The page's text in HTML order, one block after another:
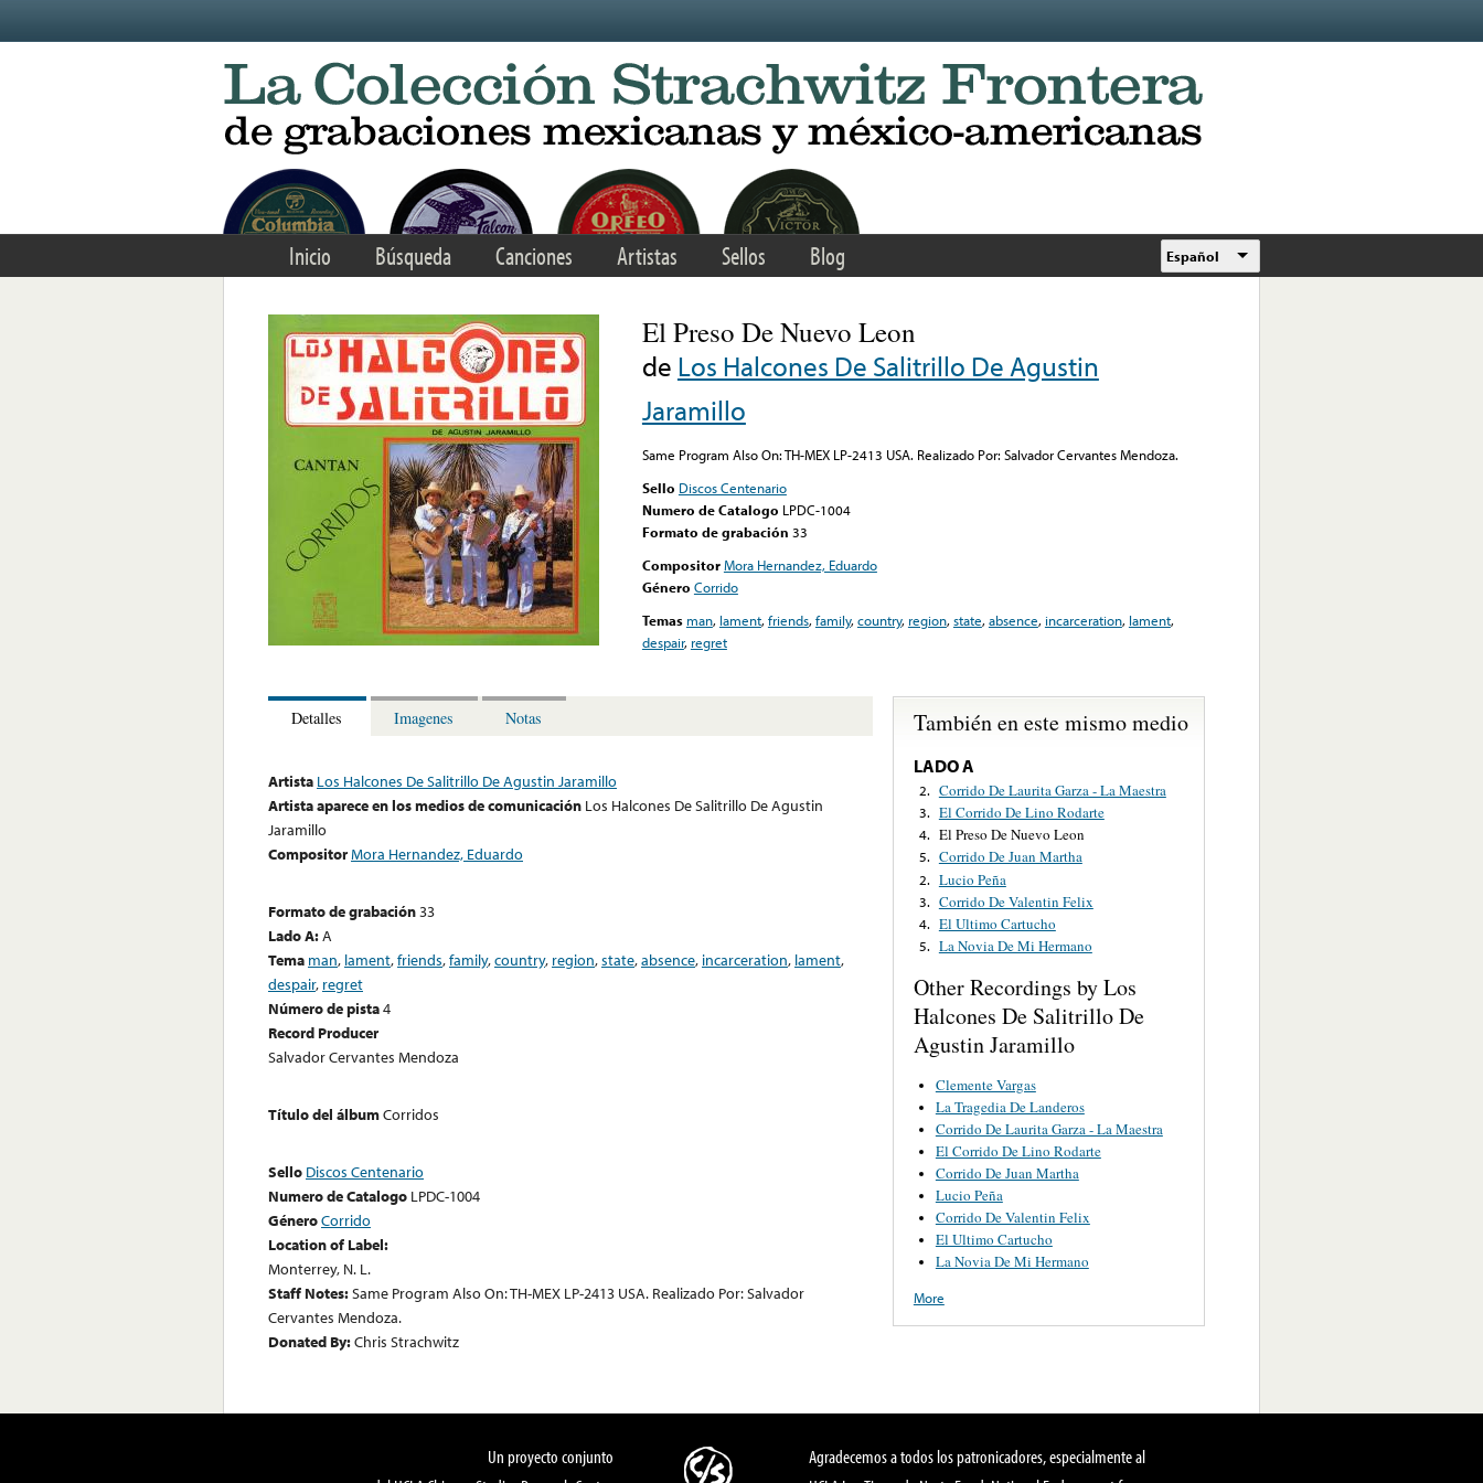
Inicio Búsqueda Canciones Artistas Sellos Blog Español
El Preso De Nuevo Leon
de Los Halcones De Salitrillo De Agustin
Jaramillo
Same Program Also On: TH-MEX LP-2413 USA. Realizado Por: Salvador Cervantes Mendoza.
Sello Discos Centenario
Numero de Catalogo LPDC-1004
Formato de grabación 33
CompositorMora Hernandez, Eduardo
Género Corrido
Temas man, lament,friends,family,country, region,state,absence, incarceration, lament,
despair, regret
Detalles Imagenes Notas
Artista Los Halcones De Salitrillo De Agustin Jaramillo
Artista aparece en los medios de comunicación Los Halcones De Salitrillo De Agustin
Jaramillo
CompositorMora Hernandez, Eduardo
Formato de grabación33
Lado A:A
Tema man, lament,friends,family,country, region,state,absence, incarceration, lament,
despair, regret
Número de pista4
Record Producer
Salvador Cervantes Mendoza
Título del álbumCorridos
Sello Discos Centenario
Numero de Catalogo LPDC-1004
GéneroCorrido
Location of Label:
Monterrey, N. L.
Staff Notes:Same Program Also On: TH-MEX LP-2413 USA. Realizado Por: Salvador
Cervantes Mendoza.
Donated By:Chris Strachwitz
También en este mismo medio
LADO A
2. Corrido De Laurita Garza - La Maestra
3. El Corrido De Lino Rodarte
4. El Preso De Nuevo Leon
5. Corrido De Juan Martha
2. Lucio Peña
3. Corrido De Valentin Felix
4. El Ultimo Cartucho
5. La Novia De Mi Hermano
Other Recordings by Los
Halcones De Salitrillo De
Agustin Jaramillo
Clemente Vargas
La Tragedia De Landeros
Corrido De Laurita Garza - La Maestra
El Corrido De Lino Rodarte
Corrido De Juan Martha
Lucio Peña
Corrido De Valentin Felix
El Ultimo Cartucho
La Novia De Mi Hermano
More
Un proyecto conjunto
Agradecemos a todos los patronicadores, especialmente al